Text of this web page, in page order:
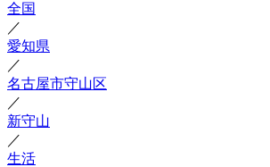
全国
／
愛知県
／
名古屋市守山区
／
新守山
／
生活